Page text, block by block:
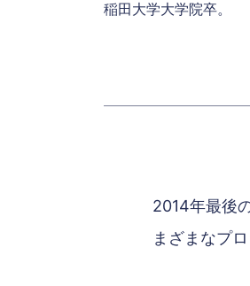
稲田大学大学院卒。
2014年最後
まざまなプ